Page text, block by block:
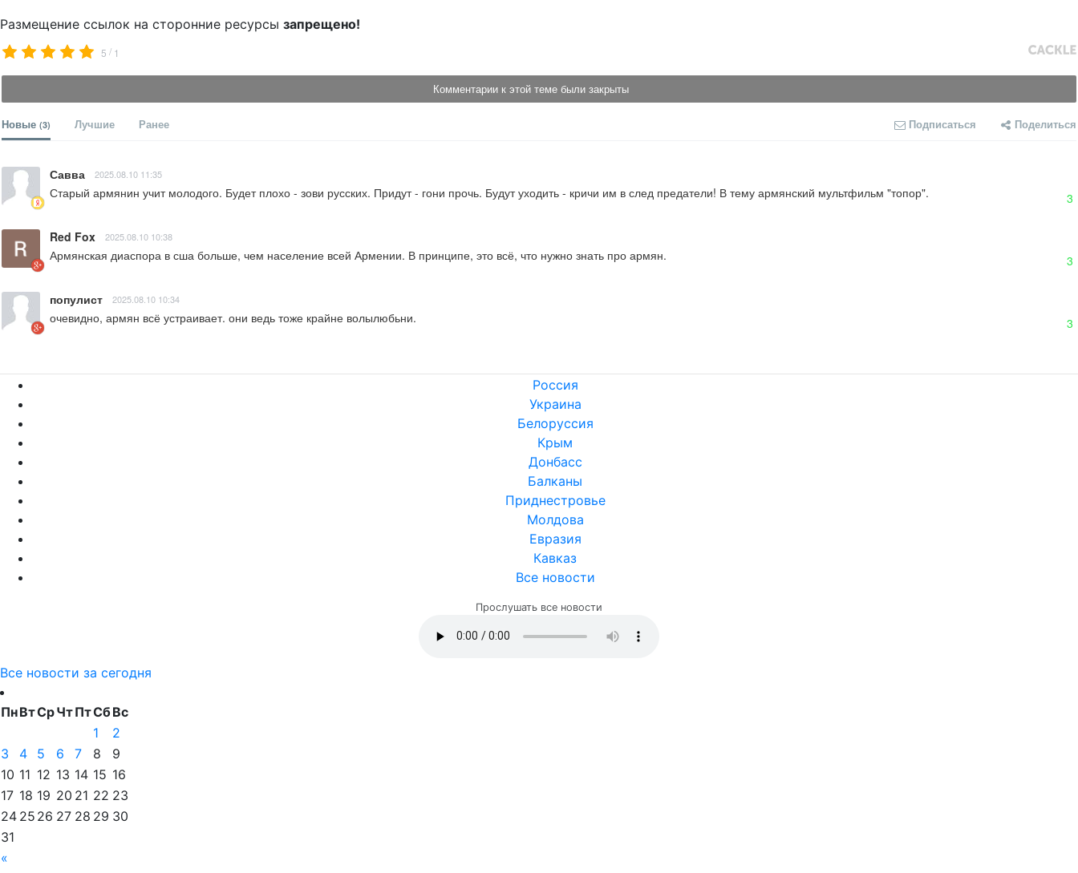
Размещение ссылок на сторонние ресурсы запрещено!
5 / 1
Комментарии к этой теме были закрыты
Новые (3) Лучшие Ранее Подписаться Поделиться
Савва 2025.08.10 11:35
Старый армянин учит молодого. Будет плохо - зови русских. Придут - гони прочь. Будут уходить - кричи им в след предатели! В тему армянский мультфильм "топор". 3
Red Fox 2025.08.10 10:38
Армянская диаспора в сша больше, чем население всей Армении. В принципе, это всё, что нужно знать про армян. 3
популист 2025.08.10 10:34
очевидно, армян всё устраивает. они ведь тоже крайне волылюбьни. 3
Россия
Украина
Белоруссия
Крым
Донбасс
Балканы
Приднестровье
Молдова
Евразия
Кавказ
Все новости
Прослушать все новости
Все новости за сегодня
ПнВтСрЧтПтСбВс
«
1
2
3
4 5 6 7 8
9
10 11 12 13 14 15 16
17 18 19 20 21 22 23
24 25 26 27 28 29 30
31